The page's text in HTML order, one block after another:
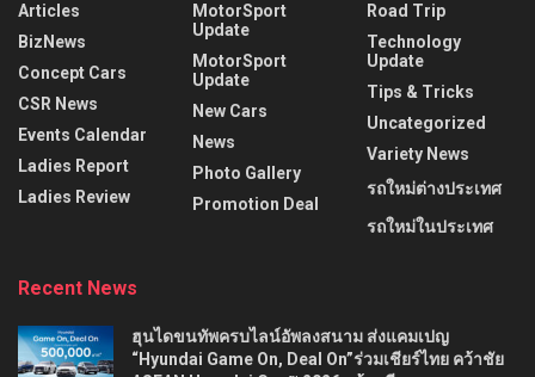
Articles
BizNews
Concept Cars
CSR News
Events Calendar
Ladies Report
Ladies Review
MotorSport
Update
MotorSport
Update
New Cars
News
Photo Gallery
Promotion Deal
Road Trip
Technology
Update
Tips & Tricks
Uncategorized
Variety News
รถใหม่ต่างประเทศ
รถใหม่ในประเทศ
Recent News
ฮุนไดขนทัพครบไลน์อัพลงสนาม ส่งแคมเปญ
“Hyundai Game On, Deal On”ร่วมเชียร์ไทย คว้าชัย